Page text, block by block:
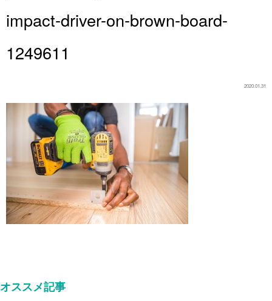
impact-driver-on-brown-board-
1249611
2020.01.31
オススメ記事